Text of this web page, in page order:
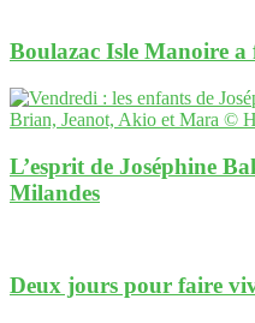
Boulazac Isle Manoire a
L’esprit de Joséphine
Milandes
Deux jours pour faire